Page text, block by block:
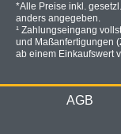
*Alle Preise inkl.
anders angegeben.
¹ Zahlungseingang
und Maßanfertigungen
ab einem Einkaufswert
AGB